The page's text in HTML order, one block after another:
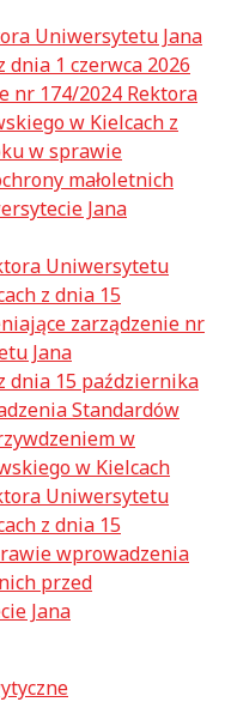
Uniwersytetu Jana
dnia 1 czerwca 2026
nr 174/2024 Rektora
w Kielcach z
w sprawie
małoletnich
Jana
Uniwersytetu
z dnia 15
zarządzenie nr
Jana
dnia 15 października
Standardów
w
w Kielcach
Uniwersytetu
z dnia 15
wprowadzenia
przed
Jana